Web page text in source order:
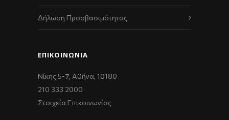
Δήλωση Προσβασιμότητας
ΕΠΙΚΟΙΝΩΝΊΑ
Νίκης 5-7, Αθήνα, 10180
210 333 2000
Στοιχεία Επικοινωνίας